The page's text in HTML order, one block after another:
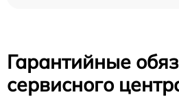
Гарантийные
сервисного